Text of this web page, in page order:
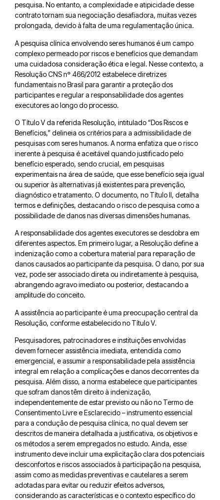
pesquisa. No entanto, a complexidade e atipicidade desse
contrato tornam sua negociação desafiadora, muitas vezes
prolongada, devido à falta de uma regulamentação única.
A pesquisa clínica envolvendo seres humanos é um campo
complexo permeado por riscos e benefícios que demandam
uma cuidadosa consideração ética e legal. Nesse contexto, a
Resolução CNS nº 466/2012 estabelece diretrizes
fundamentais no Brasil para garantir a proteção dos
participantes e regular a responsabilidade dos agentes
executores ao longo do processo.
O Título V da referida Resolução, intitulado “Dos Riscos e
Benefícios,” delineia os critérios para a admissibilidade de
pesquisas com seres humanos. A norma enfatiza que o risco
inerente à pesquisa é aceitável quando justificado pelo
benefício esperado, sendo crucial, em pesquisas
experimentais na área de saúde, que esse benefício seja igual
ou superior às alternativas já existentes para prevenção,
diagnóstico e tratamento. O documento, no Título II, detalha
termos e definições, destacando o risco de pesquisa como a
possibilidade de danos nas diversas dimensões humanas.
A responsabilidade dos agentes executores se desdobra em
diferentes aspectos. Em primeiro lugar, a Resolução define a
indenização como a cobertura material para reparação de
danos causados ao participante da pesquisa. O dano, por sua
vez, pode ser associado direta ou indiretamente à pesquisa,
abrangendo agravo imediato ou posterior, destacando a
amplitude do conceito.
A assistência ao participante é uma preocupação central da
Resolução, conforme estabelecido no Título V.
Pesquisadores, patrocinadores e instituições envolvidas
devem fornecer assistência imediata, entendida como
emergencial, e assumir a responsabilidade pela assistência
integral em relação a complicações e danos decorrentes da
pesquisa. Além disso, a norma estabelece que participantes
que sofram danos têm direito à indenização,
independentemente de estar previsto ou não no Termo de
Consentimento Livre e Esclarecido – instrumento essencial
para a condução de pesquisa clínica, no qual devem ser
descritos de maneira detalhada a justificativa, os objetivos e
os métodos a serem empregados no estudo. Ainda, esse
instrumento deve incluir uma explicitação clara dos potenciais
desconfortos e riscos associados à participação na pesquisa,
assim como as medidas preventivas e cautelares a serem
adotadas para evitar ou reduzir efeitos adversos,
considerando as características e o contexto específico do